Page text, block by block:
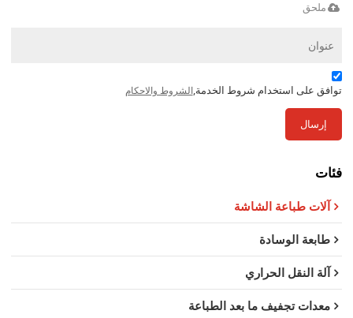
ملحق
توافق على استخدام شروط الخدمة,الشروط والاحكام
إرسال
فئات
آلات طباعة الشاشة
طابعة الوسادة
آلة النقل الحراري
معدات تجفيف ما بعد الطباعة